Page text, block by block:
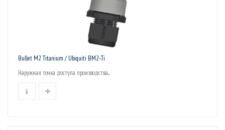
Bullet M2 Titanium / Ubiquiti BM2‑Ti
Наружная точка доступа производства...